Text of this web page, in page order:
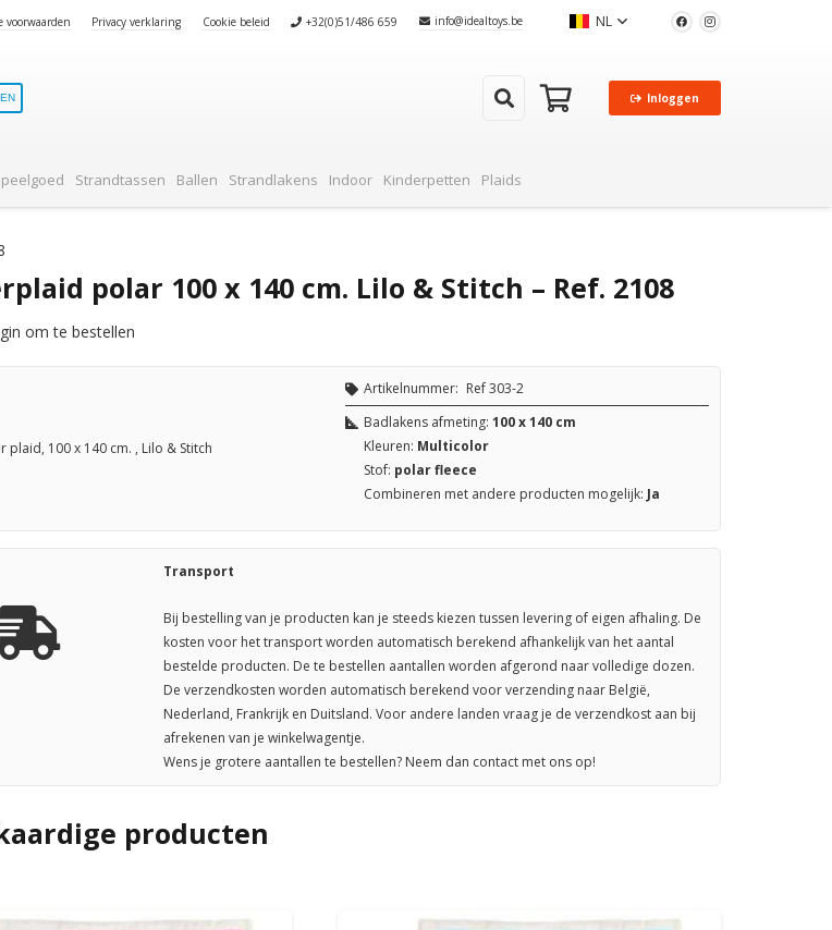
voorwaarden Privacy verklaring Cookie beleid +32(0)51/486 659 info@idealtoys.be NL
Inloggen
Strandtassen Ballen Strandlakens Indoor Kinderpetten Plaids
polar 100 x 140 cm. Lilo & Stitch – Ref. 2108
om te bestellen
plaid, 100 x 140 cm. , Lilo & Stitch
Artikelnummer: Ref 303-2
Badlakens afmeting: 100 x 140 cm
Kleuren: Multicolor
Stof: polar fleece
Combineren met andere producten mogelijk: Ja
Transport
Bij bestelling van je producten kan je steeds kiezen tussen levering of eigen afhaling. De
kosten voor het transport worden automatisch berekend afhankelijk van het aantal
bestelde producten. De te bestellen aantallen worden afgerond naar volledige dozen.
De verzendkosten worden automatisch berekend voor verzending naar België,
Nederland, Frankrijk en Duitsland. Voor andere landen vraag je de verzendkost aan bij
afrekenen van je winkelwagentje.
Wens je grotere aantallen te bestellen? Neem dan contact met ons op!
producten